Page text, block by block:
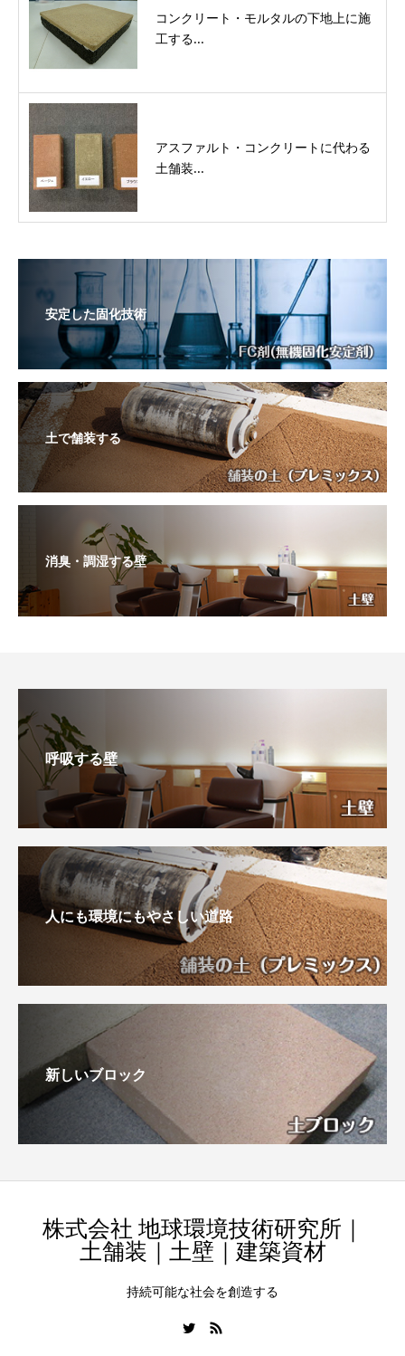
コンクリート・モルタルの下地上に施
工する...
アスファルト・コンクリートに代わる
土舗装...
安定した固化技術
土で舗装する
消臭・調湿する壁
呼吸する壁
人にも環境にもやさしい道路
新しいブロック
株式会社 地球環境技術研究所｜
土舗装｜土壁｜建築資材
持続可能な社会を創造する